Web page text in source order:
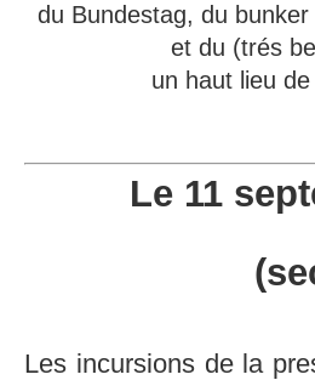
du Bundestag, du
et du (trés
un haut lieu de
Le 11
Les incursions de la